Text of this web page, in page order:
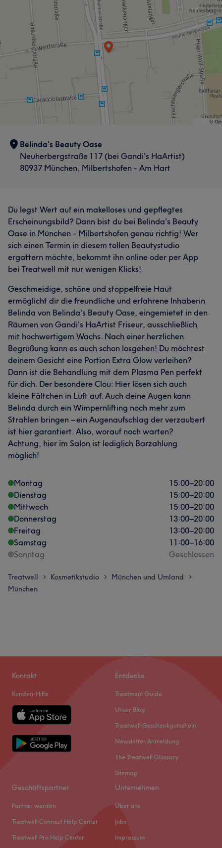
Belinda's Beauty Oase
Neuherbergstraße 117 (bei Gandi's HaArtist)
80937 München, Milbertshofen - Am Hart
Du legst Wert auf ein makelloses und gepflegtes
Erscheinungsbild? Dann bist du bei Belinda's Beauty
Oase in München - Milbertshofen genau richtig! Wer
sich einen Termin in diesem tollen Beautystudio
ergattern möchte, bekommt ihn online oder per App
bei Treatwell mit nur wenigen Klicks!
Geschmeidige, schöne und stoppelfreie Haut
ermöglicht dir die freundliche und erfahrene Inhaberin
Belinda von Belinda's Beauty Oase, eingemietet in den
Räumen von Gandi's HaArtist Friseur, ausschließlich
mit hochwertigem Wachs. Nach einer herzlichen
Begrüßung kann es auch schon losgehen! Du möchtest
deinem Gesicht eine Portion Extra Glow verleihen?
Dann ist die Behandlung mit dem Plasma Pen perfekt
für dich. Der besondere Clou: Hier lösen sich auch
kleine Fältchen in Luft auf. Auch deine Augen kann
Belinda durch ein Wimpernlifting noch mehr zum
Strahlen bringen – ein Augenaufschlag der verzaubert
ist hier garantiert. Also, worauf noch warten?
Achtung, hier im Salon ist lediglich Barzahlung
möglich!
Montag 15:00–20:00
Dienstag
15:00–20:00
Mittwoch
15:00–20:00
Donnerstag
13:00–20:00
Freitag
13:00–20:00
Samstag
11:00–16:00
Sonntag
Geschlossen
Treatwell > Kosmetikstudio > München und Umland >
München
Kontakt
Kunden-Hilfe
Entdecke
Treatment Guide
Unser Blog
Treatwell Geschenkgutschein
Newsletter Anmeldung
The Treatwell Glossary
Sitemap
Geschäftspartner
Partner werden
Treatwell Connect Help Center
Treatwell Pro Help Center
Unternehmen
Über uns
Jobs
Impressum